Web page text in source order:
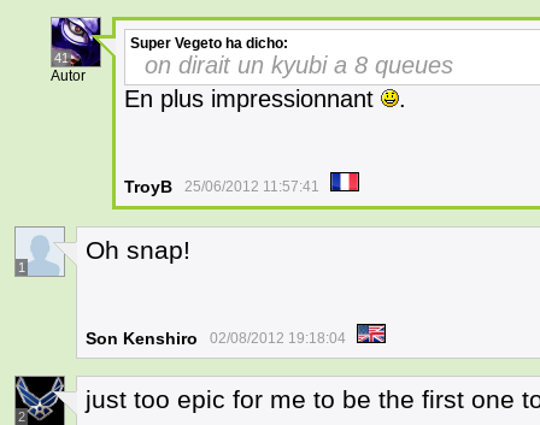
41
Autor
Super Vegeto ha dicho:
on dirait un kyubi a 8 queues
En plus impressionnant
.
TroyB 25/06/2012 11:57:41
1
Oh snap!
Son Kenshiro 02/08/2012 19:18:04
2
just too epic for me to be the first one